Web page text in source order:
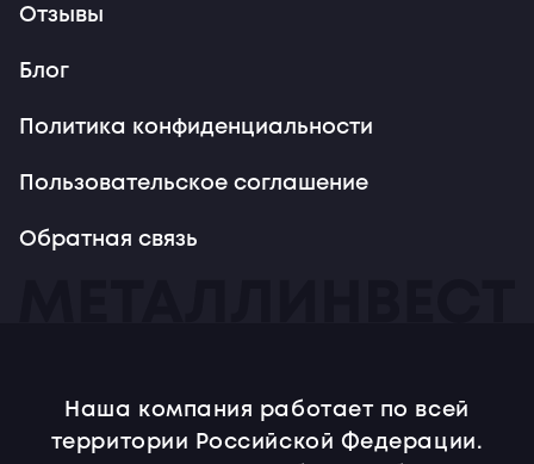
Отзывы
Блог
Политика конфиденциальности
Пользовательское соглашение
Обратная связь
Наша компания работает по всей
территории Российской Федерации.